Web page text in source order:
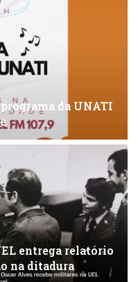
da UNATI
entrega relatório
na ditadura